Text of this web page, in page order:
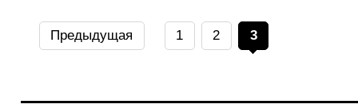
Предыдущая 1 2 3